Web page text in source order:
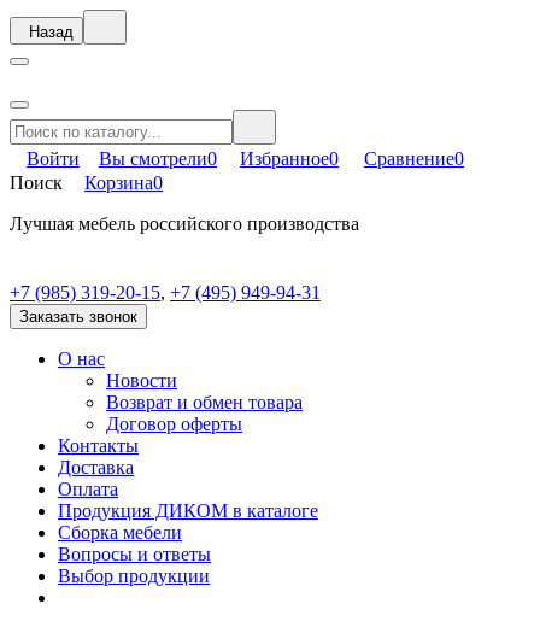
Назад
Войти Вы смотрели0 Избранное0 Сравнение0
Поиск
Корзина0
Лучшая мебель российского производства
+7 (985) 319-20-15, +7 (495) 949-94-31
Заказать звонок
О нас
Новости
Возврат и обмен товара
Договор оферты
Контакты
Доставка
Оплата
Продукция ДИКОМ в каталоге
Сборка мебели
Вопросы и ответы
Выбор продукции